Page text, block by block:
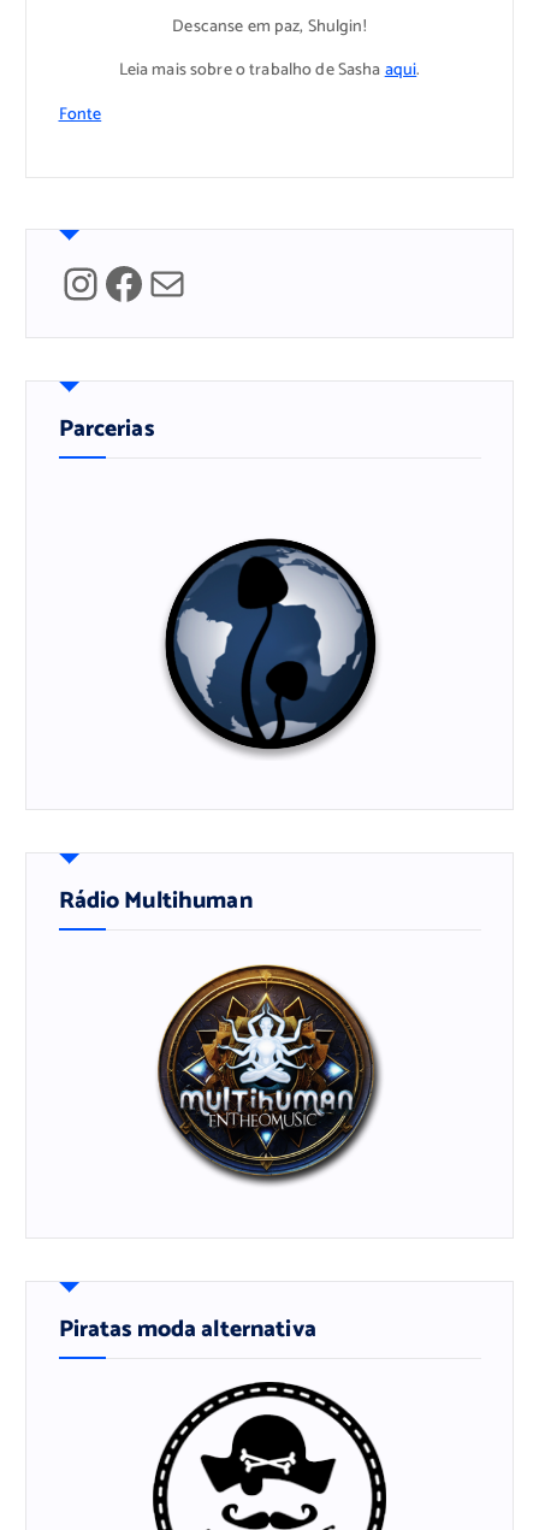
Descanse em paz, Shulgin!
Leia mais sobre o trabalho de Sashaaqui.
Fonte
InstagramFacebook Mail
Parcerias
Rádio Multihuman
Piratas moda alternativa